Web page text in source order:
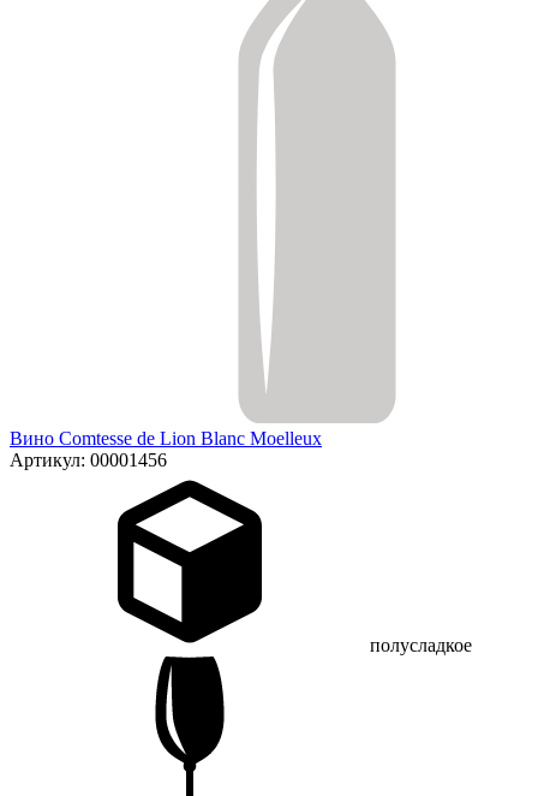
Вино Comtesse de Lion Blanc Moelleux
Артикул: 00001456
полусладкое